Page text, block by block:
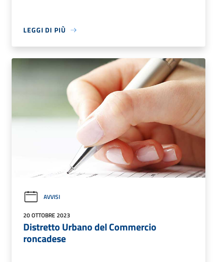
LEGGI DI PIÙ
AVVISI
20 OTTOBRE 2023
Distretto Urbano del Commercio
roncadese